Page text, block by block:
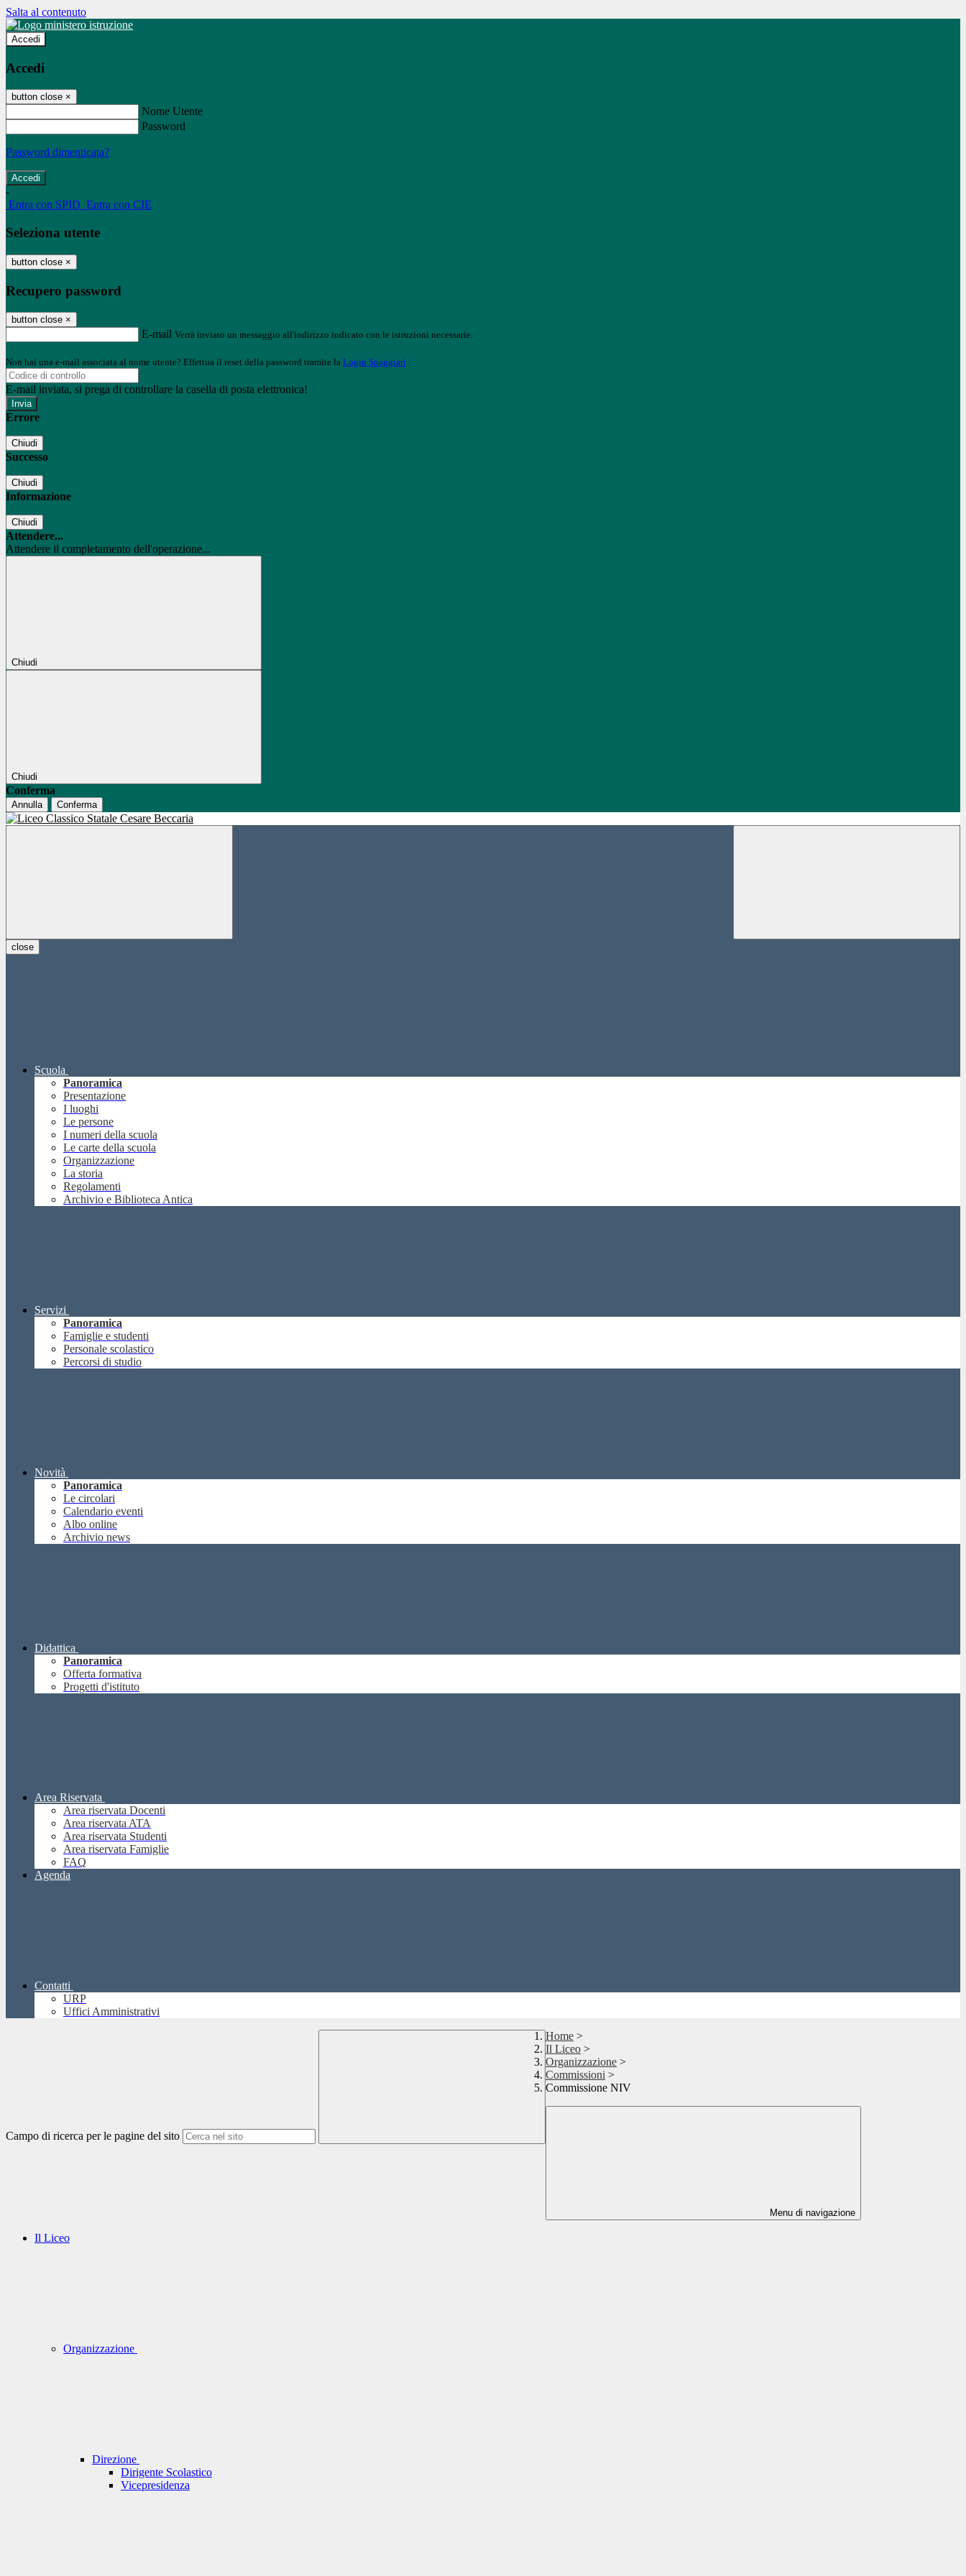
Salta al contenuto
Accedi
Accedi
button close ×
Nome Utente
Password
Password dimenticata?
-
Entra con SPID Entra con CIE
Seleziona utente
button close ×
Recupero password
button close ×
E-mail Verrà inviato un messaggio all'indirizzo indicato con le istruzioni necessarie.
Non hai una e-mail associata al nome utente? Effettua il reset della password tramite la Login Spaggiari
E-mail inviata, si prega di controllare la casella di posta elettronica!
Errore
Chiudi
Successo
Chiudi
Informazione
Chiudi
Attendere...
Attendere il completamento dell'operazione...
Chiudi
Chiudi
Conferma
Annulla Conferma
close
Scuola
Panoramica
Presentazione
I luoghi
Le persone
I numeri della scuola
Le carte della scuola
Organizzazione
La storia
Regolamenti
Archivio e Biblioteca Antica
Servizi
Panoramica
Famiglie e studenti
Personale scolastico
Percorsi di studio
Novità
Panoramica
Le circolari
Calendario eventi
Albo online
Archivio news
Didattica
Panoramica
Offerta formativa
Progetti d'istituto
Area Riservata
Area riservata Docenti
Area riservata ATA
Area riservata Studenti
Area riservata Famiglie
FAQ
Agenda
Contatti
URP
Uffici Amministrativi
Campo di ricerca per le pagine del sito
Home >
Il Liceo >
Organizzazione >
Commissioni >
Commissione NIV
Menu di navigazione
Il Liceo
Organizzazione
Direzione
Dirigente Scolastico
Vicepresidenza